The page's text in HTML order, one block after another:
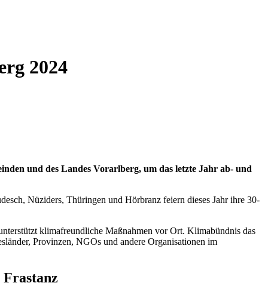
2024
und des Landes Vorarlberg, um das letzte Jahr ab- und
Nüziders, Thüringen und Hörbranz feiern dieses Jahr ihre 30-
klimafreundliche Maßnahmen vor Ort. Klimabündnis das
Provinzen, NGOs und andere Organisationen im